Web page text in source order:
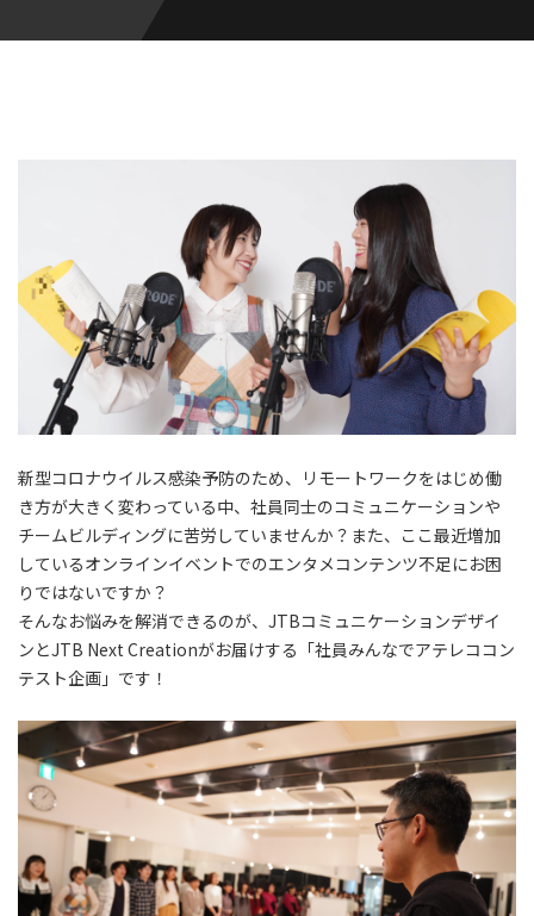
新型コロナウイルス感染予防のため、リモートワークをはじめ働
き方が大きく変わっている中、社員同士のコミュニケーションや
チームビルディングに苦労していませんか？また、ここ最近増加
しているオンラインイベントでのエンタメコンテンツ不足にお困
りではないですか？
そんなお悩みを解消できるのが、JTBコミュニケーションデザイ
ンとJTB Next Creationがお届けする「社員みんなでアテレココン
テスト企画」です！